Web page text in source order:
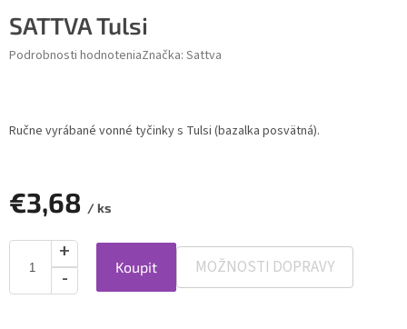
SATTVA Tulsi
Podrobnosti hodnoteniaZnačka: Sattva
Ručne vyrábané vonné tyčinky s Tulsi (bazalka posvätná).
€3,68 / ks
Koupit MOŽNOSTI DOPRAVY